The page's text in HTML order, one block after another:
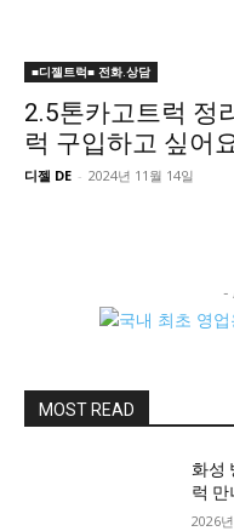
■디젤트럭■ 전화.상담
2.5톤카고트럭 정
럭 구입하고 싶어
디젤 DE - 2024년 11월 14일
-
MOST READ
화성
럭
2026